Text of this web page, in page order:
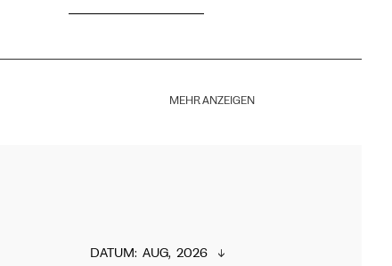
MEHR ANZEIGEN
DATUM: AUG,  2026